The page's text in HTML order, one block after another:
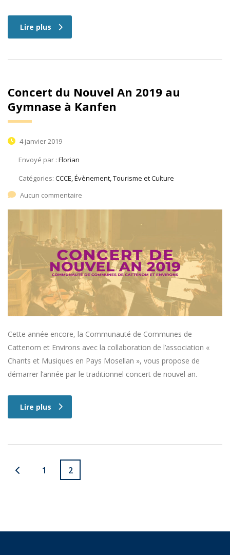
Lire plus
Concert du Nouvel An 2019 au
Gymnase à Kanfen
4 janvier 2019
Envoyé par : Florian
Catégories: CCCE, Évènement, Tourisme et Culture
Aucun commentaire
Cette année encore, la Communauté de Communes de
Cattenom et Environs avec la collaboration de l’association «
Chants et Musiques en Pays Mosellan », vous propose de
démarrer l’année par le traditionnel concert de nouvel an.
Lire plus
1 2